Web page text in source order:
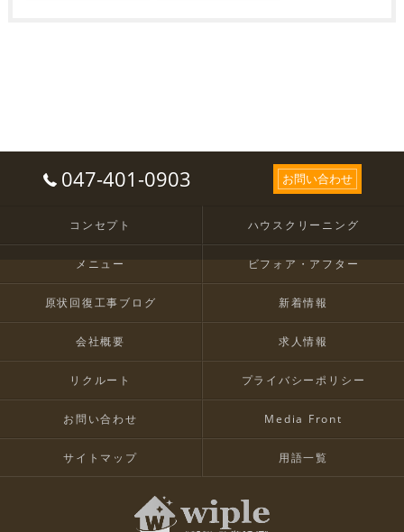
047-401-0903 お問い合わせ
コンセプト ハウスクリーニング
メニュー ビフォア・アフター
原状回復工事ブログ 新着情報
会社概要 求人情報
リクルート プライバシーポリシー
お問い合わせ Media Front
サイトマップ 用語一覧